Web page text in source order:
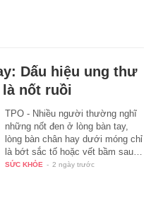
Dấu hiệu ung thư
nốt ruồi
TPO - Nhiều người thường nghĩ
những nốt đen ở lòng bàn tay,
lòng bàn chân hay dưới móng chỉ
là bớt sắc tố hoặc vết bầm sau…
SỨC KHỎE - 2 ngày trước